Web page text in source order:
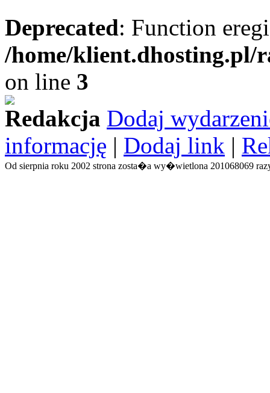
Deprecated: Function
/home/
on line 3
Redakcja Dodaj
informację | Dodaj link |
Od sierpnia roku 2002 strona zosta�a wy�wietlona 201068069